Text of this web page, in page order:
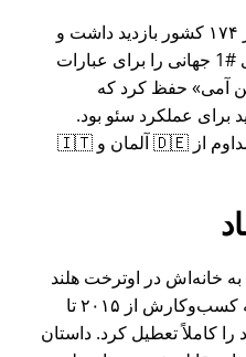
پلتفرم به طور متوسط هفتگی از ۱۷۴ کشور بازدید داشت و
برای بیش از ۷ سال موقعیت‌های #1 جهانی را برای عبارات
آمی
حفظ کرد که
برای عملکرد سئو بود.
بیشترین بازدیدکنندگان به طور مداوم از 🇩🇪 آلمان و 🇮🇹
به خانه‌اش در اوترخت هلند
در سال ۲۰۱۹ که پس از حمله به کسب‌وکارش از ۲۰۱۵ تا
را کاملاً تعطیل کرد. داستان